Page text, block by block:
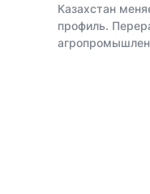
Казахстан
профиль.